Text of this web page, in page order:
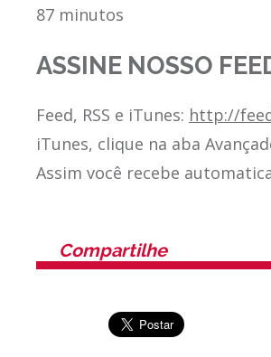
87 minutos
ASSINE NOSSO
Feed, RSS e iTunes: http://
iTunes, clique na aba
Assim você recebe
Compartilhe